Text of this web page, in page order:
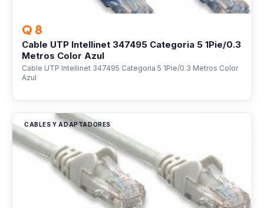
Q 8
Cable UTP Intellinet 347495 Categoria 5 1Pie/0.3
Metros Color Azul
Cable UTP Intellinet 347495 Categoria 5 1Pie/0.3 Metros Color
Azul
CABLES Y ADAPTADORES